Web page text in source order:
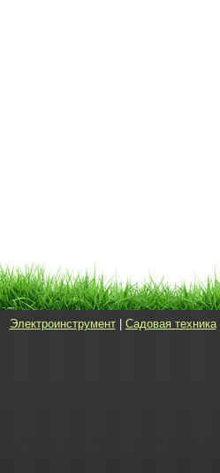
Электроинструмент| Садовая техника|